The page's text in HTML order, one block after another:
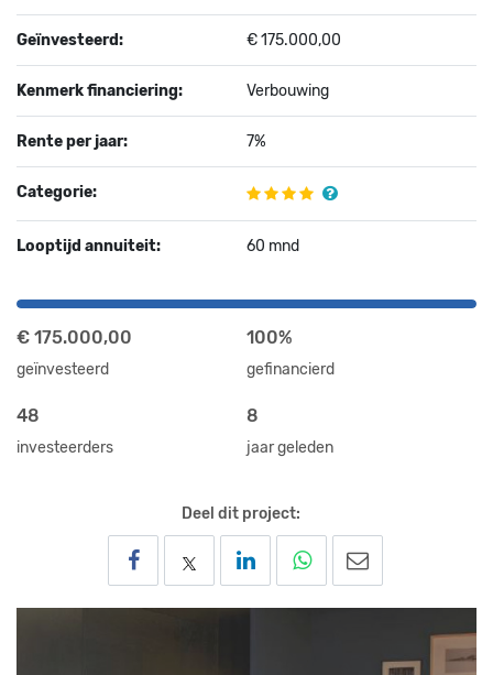
Geïnvesteerd: € 175.000,00
Kenmerk financiering: Verbouwing
Rente per jaar: 7%
Categorie:
Looptijd annuiteit: 60 mnd
€ 175.000,00
geïnvesteerd
100%
gefinancierd
48
investeerders
8
jaar geleden
Deel dit project: